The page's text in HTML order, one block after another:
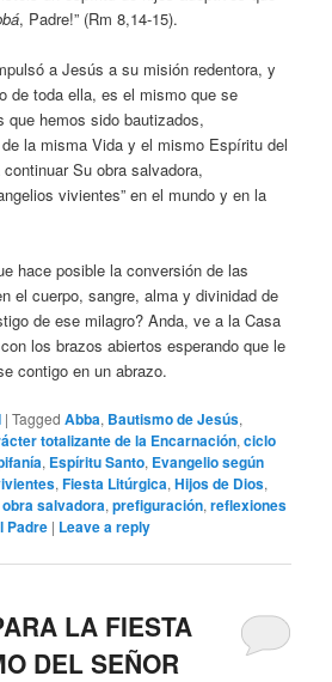
, Padre!” (Rm 8,14-15).
a Jesús a su misión redentora, y
de toda ella, es el mismo que se
que hemos sido bautizados,
la misma Vida y el mismo Espíritu del
Su obra salvadora,
vivientes” en el mundo y en la
hace posible la conversión de las
el cuerpo, sangre, alma y divinidad de
de ese milagro? Anda, ve a la Casa
los brazos abiertos esperando que le
contigo en un abrazo.
|Tagged Abba, Bautismo de Jesús,
totalizante de la Encarnación,ciclo
, Espíritu Santo, Evangelio según
,Fiesta Litúrgica,Hijos de Dios,
obra salvadora,prefiguración,reflexiones
Padre | Leave a reply
LA FIESTA
DEL SEÑOR